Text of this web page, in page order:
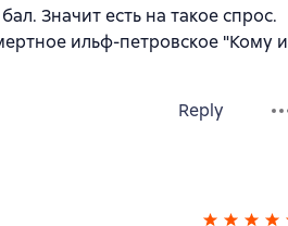
Значит есть на такое спрос.
ильф-петровское "Кому и
Reply